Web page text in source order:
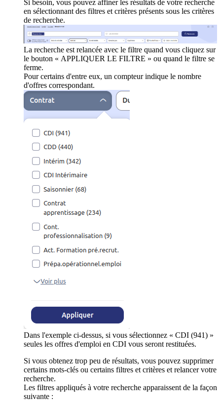
Si besoin, vous pouvez affiner les résultats de votre recherche
en sélectionnant des filtres et critères présents sous les critères
de recherche.
La recherche est relancée avec le filtre quand vous cliquez sur
le bouton « APPLIQUER LE FILTRE » ou quand le filtre se
ferme.
Pour certains d'entre eux, un compteur indique le nombre
d'offres correspondant.
Dans l'exemple ci-dessus, si vous sélectionnez « CDI (941) »
seules les offres d'emploi en CDI vous seront restituées.
Si vous obtenez trop peu de résultats, vous pouvez supprimer
certains mots-clés ou certains filtres et critères et relancer votre
recherche.
Les filtres appliqués à votre recherche apparaissent de la façon
suivante :